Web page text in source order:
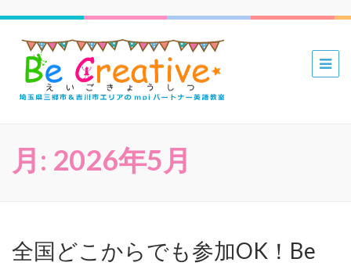
三郷 吉川
mpiパー
月: 2026年5月
全国どこからでも参加OK！Be